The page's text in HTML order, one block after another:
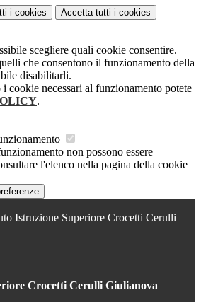
i cookies Accetta tutti i cookies
scegliere quali cookie consentire.
che consentono il funzionamento della
disabilitarli.
cookie necessari al funzionamento potete
.
non possono essere
l'elenco nella pagina della cookie
Istruzione Superiore Crocetti Cerulli
Crocetti Cerulli Giulianova